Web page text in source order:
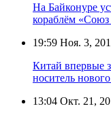
На Байконуре
кораблём
19:59 Ноя. 3,
Китай впервые
носитель
13:04 Окт. 21,